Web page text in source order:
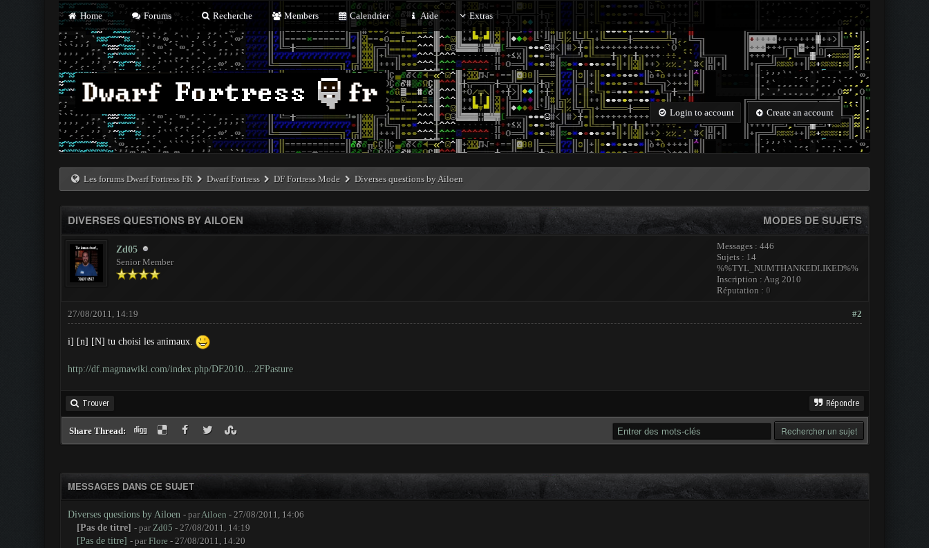
Home Forums Recherche Members Calendrier Aide Extras
Login to account Create an account
Les forums Dwarf Fortress FR Dwarf Fortress DF Fortress Mode Diverses questions by Ailoen
MODES DE SUJETS
DIVERSES QUESTIONS BY AILOEN
Zd05
Senior Member
Messages : 446
Sujets : 14
%%TYL_NUMTHANKEDLIKED%%
Inscription : Aug 2010
Réputation : 0
#2
27/08/2011, 14:19
i] [n] [N] tu choisi les animaux.
http://df.magmawiki.com/index.php/DF2010....2FPasture
Trouver Répondre
Share Thread:
MESSAGES DANS CE SUJET
Diverses questions by Ailoen - parAiloen - 27/08/2011, 14:06
[Pas de titre] - parZd05 - 27/08/2011, 14:19
[Pas de titre] - parFlore- 27/08/2011, 14:20